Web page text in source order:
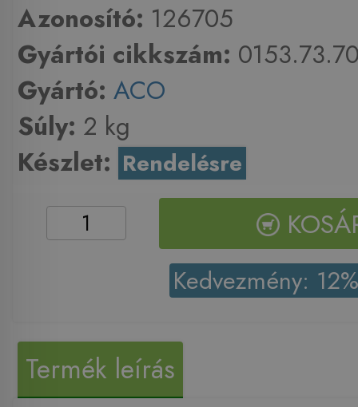
Azonosító: 126705
Gyártói cikkszám:
Gyártó: ACO
Súly: 2 kg
Készlet: Rendelésre
Kedvezmény:
Termék leírás